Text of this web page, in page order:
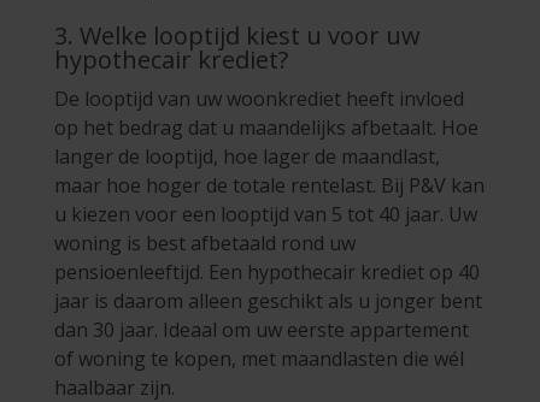
3. Welke looptijd kiest u voor uw
hypothecair krediet?
De looptijd van uw woonkrediet heeft invloed
op het bedrag dat u maandelijks afbetaalt. Hoe
langer de looptijd, hoe lager de maandlast,
maar hoe hoger de totale rentelast. Bij P&V kan
u kiezen voor een looptijd van 5 tot 40 jaar. Uw
woning is best afbetaald rond uw
pensioenleeftijd. Een hypothecair krediet op 40
jaar is daarom alleen geschikt als u jonger bent
dan 30 jaar. Ideaal om uw eerste appartement
of woning te kopen, met maandlasten die wél
haalbaar zijn.